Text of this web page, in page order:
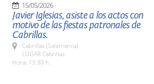
15/05/2026
Javier Iglesias, asiste a los actos con
motivo de las fiestas patronales de
Cabrillas.
Cabrillas (Salamanca)
LUGAR Cabrillas
Hora: 13:30 h.